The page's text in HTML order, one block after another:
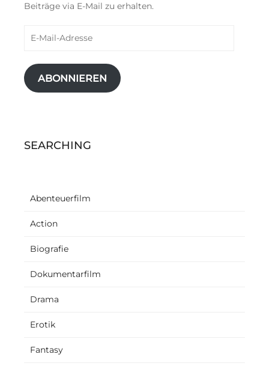
Beiträge via E-Mail zu erhalten.
Mail-
ABONNIEREN
SEARCHING
Abenteuerfilm
Action
Biografie
Dokumentarfilm
Drama
Erotik
Fantasy